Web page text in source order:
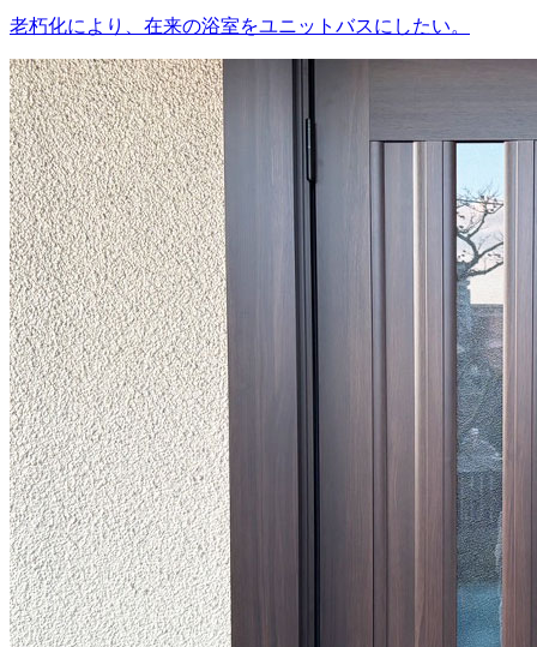
老朽化により、在来の浴室をユニットバスにしたい。